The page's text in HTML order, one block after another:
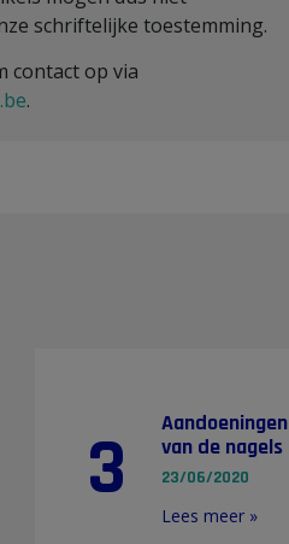
schriftelijke toestemming.
contact op via
.
3
Aandoeningen
van de nagels
23/06/2020
Lees meer »